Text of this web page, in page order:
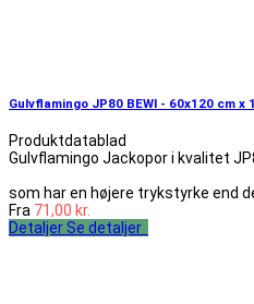
Gulvflamingo JP80 BEWI - 60x120 cm x
Produktdatablad
Gulvflamingo Jackopor i kvalitet
som har en højere trykstyrke end
Fra 71,00 kr.
Detaljer Se detaljer